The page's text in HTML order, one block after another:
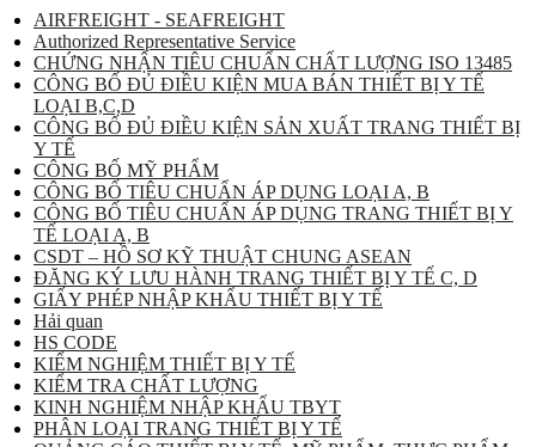
AIRFREIGHT - SEAFREIGHT
Authorized Representative Service
CHỨNG NHẬN TIÊU CHUẨN CHẤT LƯỢNG ISO 13485
CÔNG BỐ ĐỦ ĐIỀU KIỆN MUA BÁN THIẾT BỊ Y TẾ
LOẠI B,C,D
CÔNG BỐ ĐỦ ĐIỀU KIỆN SẢN XUẤT TRANG THIẾT BỊ
Y TẾ
CÔNG BỐ MỸ PHẨM
CÔNG BỐ TIÊU CHUẨN ÁP DỤNG LOẠI A, B
CÔNG BỐ TIÊU CHUẨN ÁP DỤNG TRANG THIẾT BỊ Y
TẾ LOẠI A, B
CSDT – HỒ SƠ KỸ THUẬT CHUNG ASEAN
ĐĂNG KÝ LƯU HÀNH TRANG THIẾT BỊ Y TẾ C, D
GIẤY PHÉP NHẬP KHẨU THIẾT BỊ Y TẾ
Hải quan
HS CODE
KIỂM NGHIỆM THIẾT BỊ Y TẾ
KIỂM TRA CHẤT LƯỢNG
KINH NGHIỆM NHẬP KHẨU TBYT
PHÂN LOẠI TRANG THIẾT BỊ Y TẾ